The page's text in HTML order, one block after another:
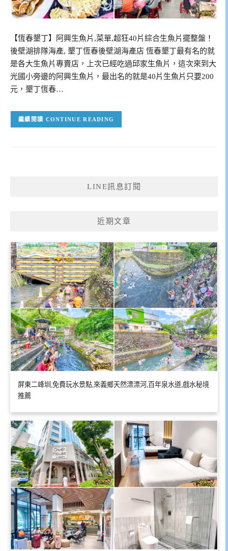
【恆春墾丁】阿興生魚片,菜單,超狂40片綜合生魚片擺整盤！
後壁湖排隊海產, 墾丁恆春後壁湖海產店 恆春墾丁最有名的就
是各大生魚片專賣店，上次已經吃過邱家生魚片，這次來到大
光國小旁邊的阿興生魚片，最出名的就是40片生魚片只要200
元，墾丁恆春…
CONTINUE READING
LINE訊息訂閱
近期文章
屏東二峰圳,免費玩水景點,來義鄉天然漂漂河,百年泉水道,戲水秘境
推薦